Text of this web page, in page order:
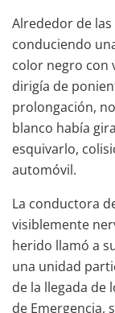
Alrededor de
conduciendo
color negro con
dirigía de
prolongación,
blanco había
esquivarlo,
automóvil.
La conductora
visiblemente
herido llamó a
una unidad
de la llegada de
de Emergencia,